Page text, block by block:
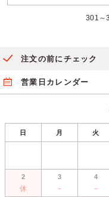
301～
注文の前にチェック
営業日カレンダー
日 月 火
2
休
3
－
4
－